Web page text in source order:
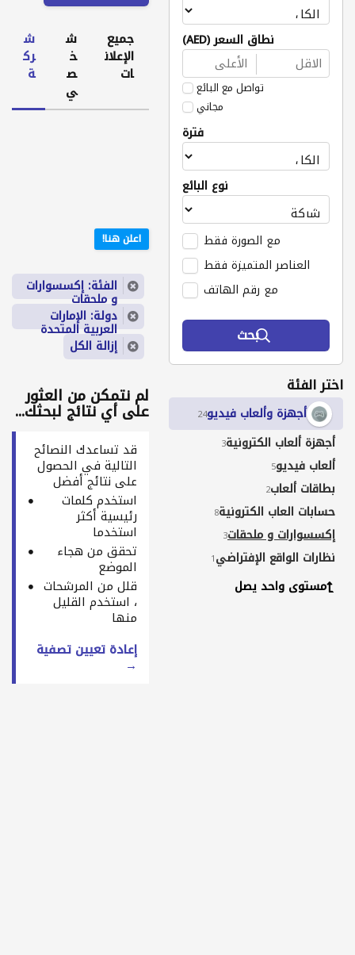
نطاق السعر (AED)
تواصل مع البائع
مجاني
فترة
نوع البائع
مع الصورة فقط
العناصر المتميزة فقط
مع رقم الهاتف
بحث
اختر الفئة
أجهزة وألعاب فيديو24
أجهزة ألعاب الكترونية3
ألعاب فيديو5
بطاقات ألعاب2
حسابات العاب الكترونية8
إكسسوارات و ملحقات3
نظارات الواقع الإفتراضي1
مستوى واحد يصل
جميع
الإعلان
ات
ش
خ
ص
ي
ش
رك
ة
اعلن هنا!
الفئة: إكسسوارات
و ملحقات
دولة: الإمارات
العربية المتحدة
إزالة الكل
لم نتمكن من العثور
على أي نتائج لبحثك...
قد تساعدك النصائح
التالية في الحصول
على نتائج أفضل
استخدم كلمات
رئيسية أكثر
استخدما
تحقق من هجاء
الموضع
قلل من المرشحات
، استخدم القليل
منها
إعادة تعيين تصفية
→